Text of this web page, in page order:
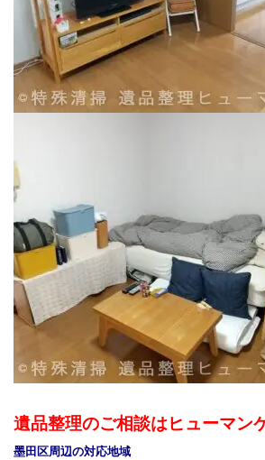
遺品整理のご相談はヒューマン
墨田区周辺の対応地域